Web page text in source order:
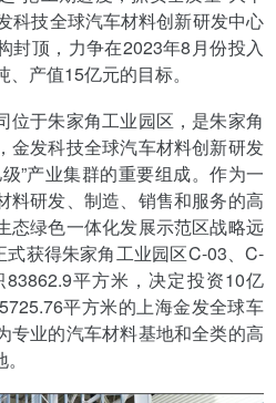
科技全球汽车材料创新研发中心
封顶，力争在2023年8月份投入
产值15亿元的目标。
位于朱家角工业园区，是朱家角
金发科技全球汽车材料创新研发
”产业集群的重要组成。作为一
料研发、制造、销售和服务的高
态绿色一体化发展示范区战略远
获得朱家角工业园区C-03、C-
平方米，决定投资10亿
平方米的上海金发全球车
专业的汽车材料基地和全类的高